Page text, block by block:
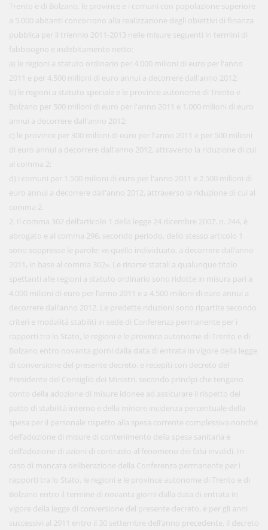
Trento e di Bolzano, le province e i comuni con popolazione superiore
a 5.000 abitanti concorrono alla realizzazione degli obiettivi di finanza
pubblica per il triennio 2011-2013 nelle misure seguenti in termini di
fabbisogno e indebitamento netto:
a) le regioni a statuto ordinario per 4.000 milioni di euro per l'anno
2011 e per 4.500 milioni di euro annui a decorrere dall'anno 2012;
b) le regioni a statuto speciale e le province autonome di Trento e
Bolzano per 500 milioni di euro per l'anno 2011 e 1.000 milioni di euro
annui a decorrere dall'anno 2012;
c) le province per 300 milioni di euro per l'anno 2011 e per 500 milioni
di euro annui a decorrere dall'anno 2012, attraverso la riduzione di cui
al comma 2;
d) i comuni per 1.500 milioni di euro per l'anno 2011 e 2.500 milioni di
euro annui a decorrere dall'anno 2012, attraverso la riduzione di cui al
comma 2.
2. Il comma 302 dell’articolo 1 della legge 24 dicembre 2007, n. 244, è
abrogato e al comma 296, secondo periodo, dello stesso articolo 1
sono soppresse le parole: «e quello individuato, a decorrere dall’anno
2011, in base al comma 302». Le risorse statali a qualunque titolo
spettanti alle regioni a statuto ordinario sono ridotte in misura pari a
4.000 milioni di euro per l’anno 2011 e a 4.500 milioni di euro annui a
decorrere dall’anno 2012. Le predette riduzioni sono ripartite secondo
criteri e modalità stabiliti in sede di Conferenza permanente per i
rapporti tra lo Stato, le regioni e le province autonome di Trento e di
Bolzano entro novanta giorni dalla data di entrata in vigore della legge
di conversione del presente decreto, e recepiti con decreto del
Presidente del Consiglio dei Ministri, secondo princìpi che tengano
conto della adozione di misure idonee ad assicurare il rispetto del
patto di stabilità interno e della minore incidenza percentuale della
spesa per il personale rispetto alla spesa corrente complessiva nonché
dell’adozione di misure di contenimento della spesa sanitaria e
dell’adozione di azioni di contrasto al fenomeno dei falsi invalidi. In
caso di mancata deliberazione della Conferenza permanente per i
rapporti tra lo Stato, le regioni e le province autonome di Trento e di
Bolzano entro il termine di novanta giorni dalla data di entrata in
vigore della legge di conversione del presente decreto, e per gli anni
successivi al 2011 entro il 30 settembre dell’anno precedente, il decreto